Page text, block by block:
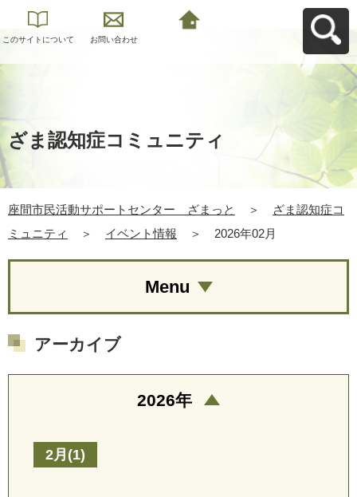
このサイトについて お問い合わせ
ざま認知症コミュニティ
座間市民活動サポートセンター ざまっと ＞
ざま認知症コ
ミュニティ
＞ イベント情報 ＞ 2026年02月
Menu
アーカイブ
2026年
2月(1)